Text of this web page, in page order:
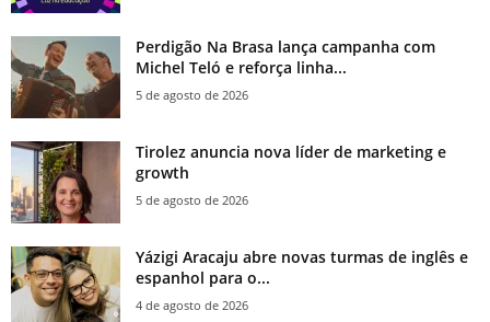
Perdigão Na Brasa lança campanha com
Michel Teló e reforça linha...
5 de agosto de 2026
Tirolez anuncia nova líder de marketing e
growth
5 de agosto de 2026
Yázigi Aracaju abre novas turmas de inglês e
espanhol para o...
4 de agosto de 2026